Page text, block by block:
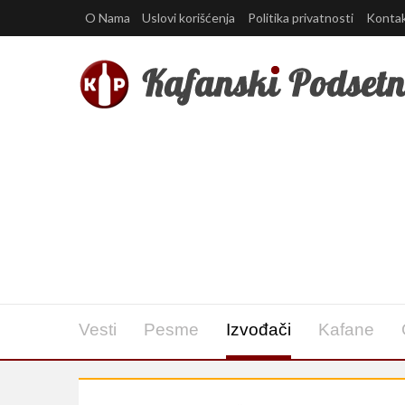
O Nama Uslovi korišćenja Politika privatnosti
Vesti Pesme Izvođači Kafane